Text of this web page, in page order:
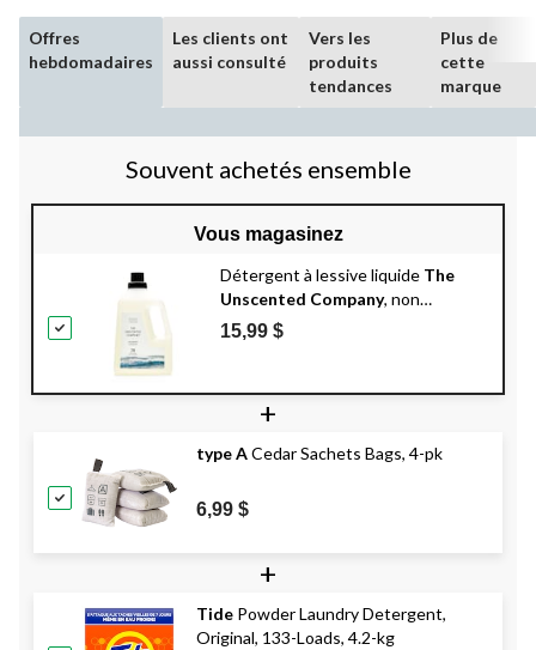
Offres
hebdomadaires
Les clients ont
aussi consulté
Vers les
produits
tendances
Plus de
cette
marque
Souvent achetés ensemble
Vous magasinez
Détergent à lessive liquide The
Unscented Company, non
parfumé, 1,95 L, 78 brassées
15,99 $
+
type ACedar Sachets Bags, 4-pk
6,99 $
+
Tide Powder Laundry Detergent,
Original, 133-Loads, 4.2-kg